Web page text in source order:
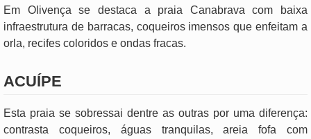
Em Olivença se destaca a praia Canabrava com baixa
infraestrutura de barracas, coqueiros imensos que enfeitam a
orla, recifes coloridos e ondas fracas.
ACUÍPE
Esta praia se sobressai dentre as outras por uma diferença:
contrasta coqueiros, águas tranquilas, areia fofa com